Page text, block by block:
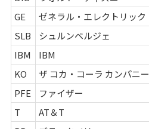
GE
ゼネラル・エレクトリック
SLB
シュルンベルジェ
IBM
IBM
KO
ザ コカ・コーラ カンパニー
PFE
ファイザー
T
AT＆T